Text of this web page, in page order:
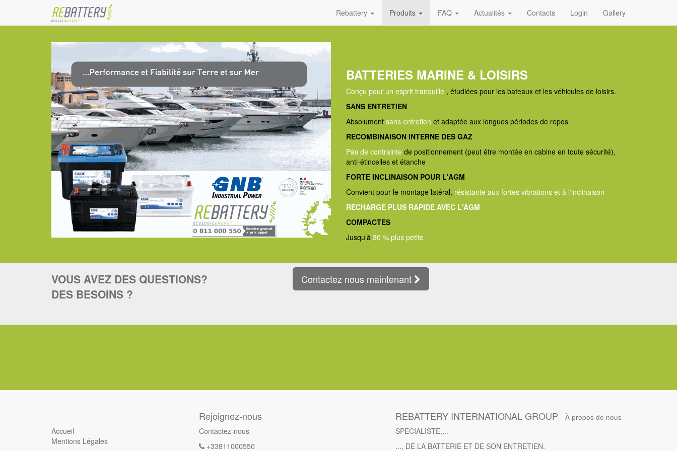
Rebattery Produits FAQ Actualités Contacts Login Gallery
BATTERIES MARINE & LOISIRS
Conçu pour un esprit tranquille , étudiées pour les bateaux et les véhicules de loisirs.
SANS ENTRETIEN
Absolument sans entretien et adaptée aux longues périodes de repos
RECOMBINAISON INTERNE DES GAZ
Pas de contrainte de positionnement (peut être montée en cabine en toute sécurité),
anti-étincelles et étanche
FORTE INCLINAISON POUR L'AGM
Convient pour le montage latéral, résistante aux fortes vibrations et à l'inclinaison
RECHARGE PLUS RAPIDE AVEC L'AGM
COMPACTES
Jusqu’à 30 % plus petite
VOUS AVEZ DES QUESTIONS?
DES BESOINS ?
Contactez nous maintenant
Accueil
Mentions Légales
Rejoignez-nous
Contactez-nous
+33811000550
REBATTERY INTERNATIONAL GROUP - À propos de nous
SPECIALISTE,...
..., DE LA BATTERIE ET DE SON ENTRETIEN.